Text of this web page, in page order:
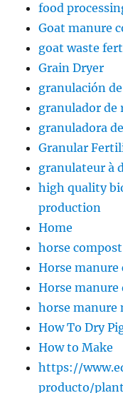
food
Goat manure
goat waste
Grain Dryer
granulación
granulador de
granuladora
Granular
granulateur à
high quality
production
Home
horse
Horse
Horse manure
horse manure
How To Dry
How to Make
https://
producto/